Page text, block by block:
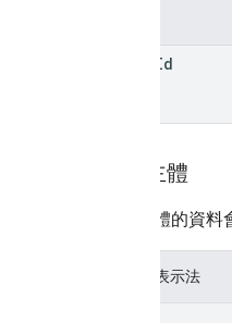
Id
要求主體
要求主體的資料
JSON 表示法